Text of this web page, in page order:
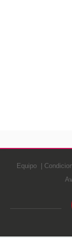
Equipo